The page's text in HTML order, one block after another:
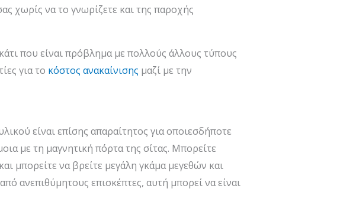
χωρίς να το γνωρίζετε και της παροχής
που είναι πρόβλημα με πολλούς άλλους τύπους
για το κόστος ανακαίνισης μαζί με την
είναι επίσης απαραίτητος για οποιεσδήποτε
με τη μαγνητική πόρτα της σίτας. Μπορείτε
μπορείτε να βρείτε μεγάλη γκάμα μεγεθών και
ανεπιθύμητους επισκέπτες, αυτή μπορεί να είναι